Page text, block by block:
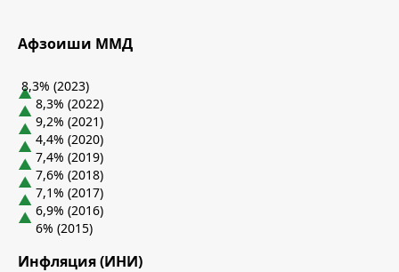
Афзоиши ММД
8,3% (2023)
8,3% (2022)
9,2% (2021)
4,4% (2020)
7,4% (2019)
7,6% (2018)
7,1% (2017)
6,9% (2016)
6% (2015)
Инфляция (ИНИ)